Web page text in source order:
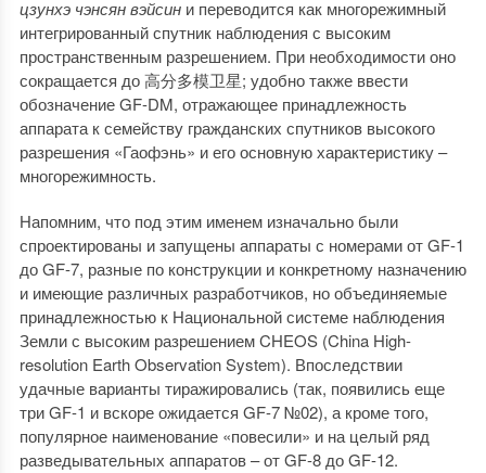
цзунхэ чэнсян вэйсини переводится как многорежимный
интегрированный спутник наблюдения с высоким
пространственным разрешением. При необходимости оно
сокращается до 高分多模卫星; удобно также ввести
обозначение GF-DM, отражающее принадлежность
аппарата к семейству гражданских спутников высокого
разрешения «Гаофэнь» и его основную характеристику –
многорежимность.
Напомним, что под этим именем изначально были
спроектированы и запущены аппараты с номерами от GF-1
до GF-7, разные по конструкции и конкретному назначению
и имеющие различных разработчиков, но объединяемые
принадлежностью к Национальной системе наблюдения
Земли с высоким разрешением CHEOS (China High-
resolution Earth Observation System). Впоследствии
удачные варианты тиражировались (так, появились еще
три GF-1 и вскоре ожидается GF-7 №02), а кроме того,
популярное наименование «повесили» и на целый ряд
разведывательных аппаратов – от GF-8 до GF-12.